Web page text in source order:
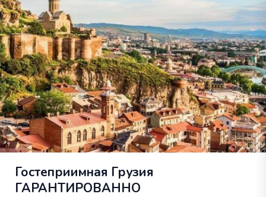
Гостеприимная Грузия
ГАРАНТИРОВАННО